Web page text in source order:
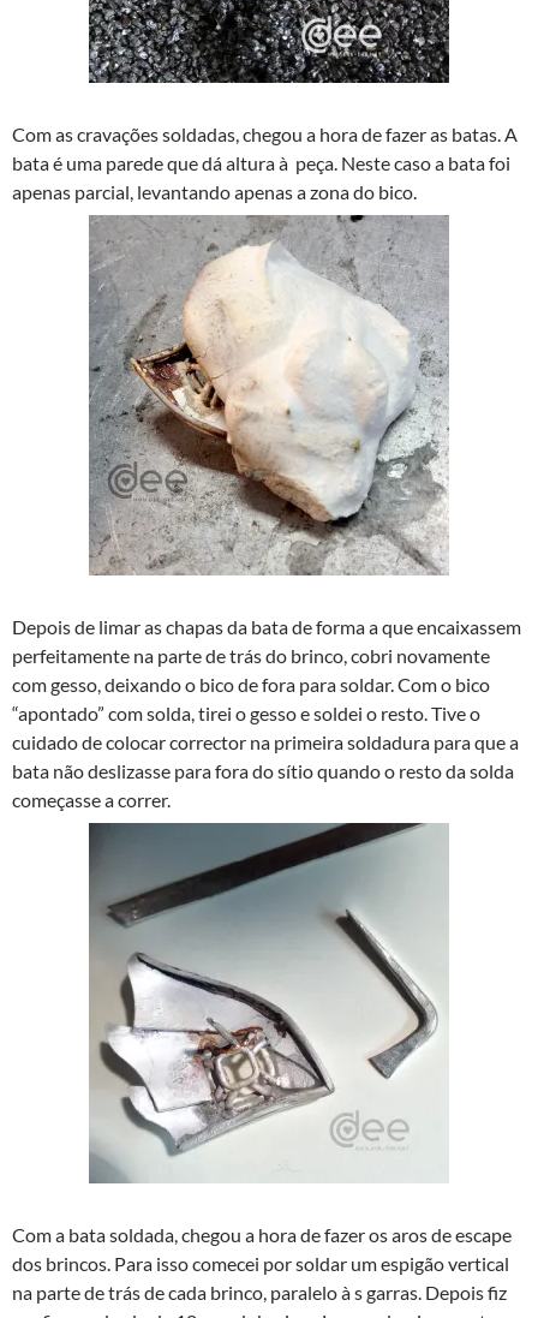
Com as cravações soldadas, chegou a hora de fazer as batas. A
bata é uma parede que dá altura à peça. Neste caso a bata foi
apenas parcial, levantando apenas a zona do bico.
Depois de limar as chapas da bata de forma a que encaixassem
perfeitamente na parte de trás do brinco, cobri novamente
com gesso, deixando o bico de fora para soldar. Com o bico
“apontado” com solda, tirei o gesso e soldei o resto. Tive o
cuidado de colocar corrector na primeira soldadura para que a
bata não deslizasse para fora do sí­tio quando o resto da solda
começasse a correr.
Com a bata soldada, chegou a hora de fazer os aros de escape
dos brincos. Para isso comecei por soldar um espigão vertical
na parte de trás de cada brinco, paralelo à s garras. Depois fiz